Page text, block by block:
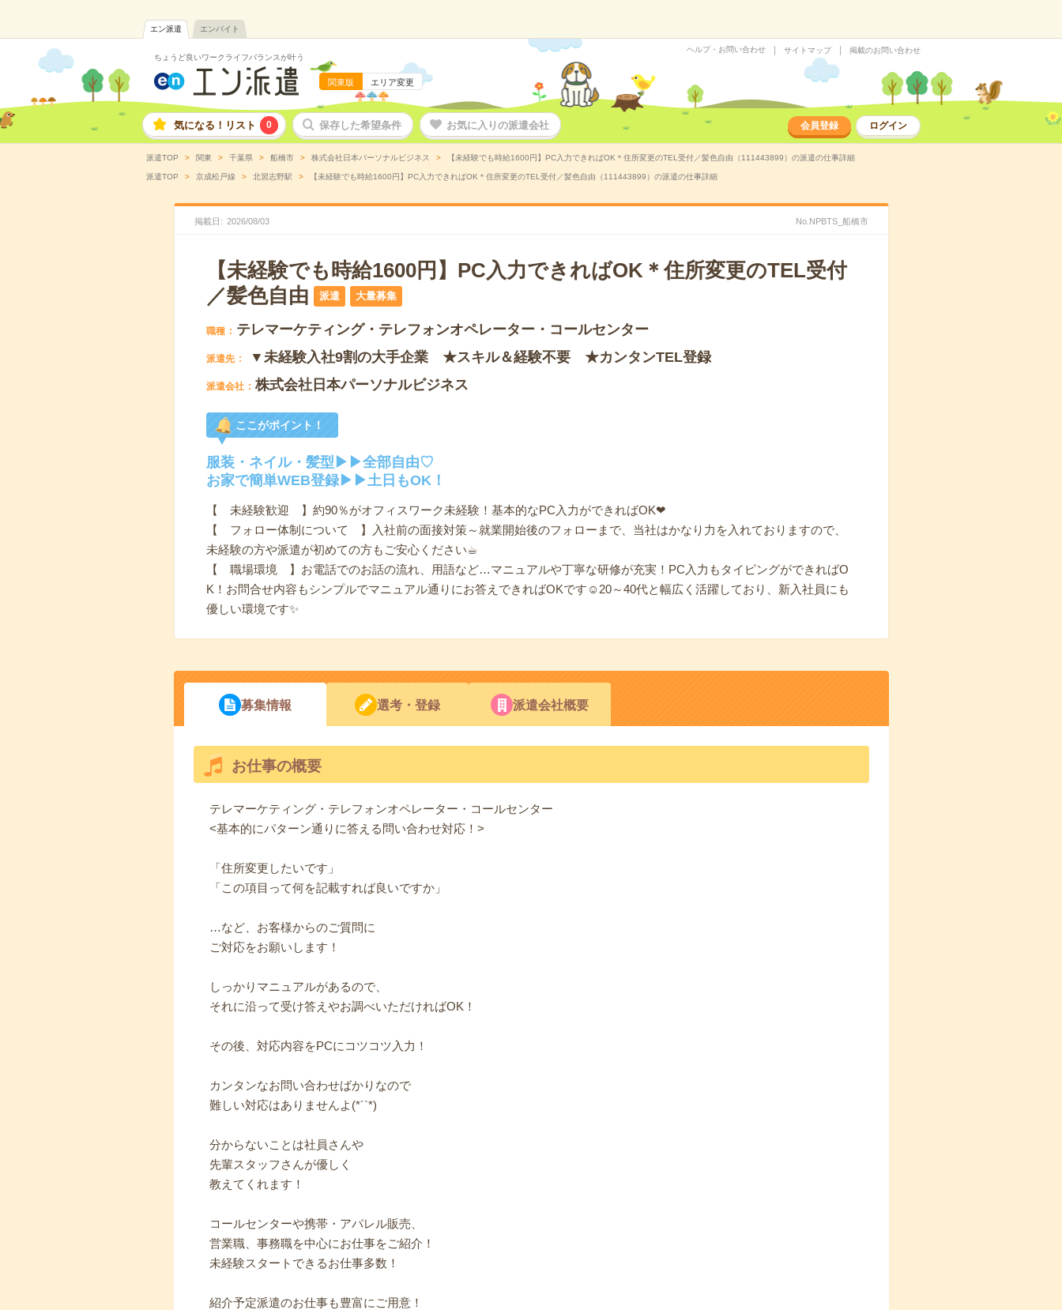
エン派遣 エンバイト
ちょうど良いワークライフバランスが叶う
関東版 エリア変更
ヘルプ・お問い合わせ サイトマップ 掲載のお問い合わせ
気になる！リスト 0 保存した希望条件 お気に入りの派遣会社 会員登録 ログイン
派遣TOP 関東 千葉県 船橋市 株式会社日本パーソナルビジネス 【未経験でも時給1600円】PC入力できればOK＊住所変更のTEL受付／髪色自由（111443899）の派遣の仕事詳細
派遣TOP 京成松戸線 北習志野駅 【未経験でも時給1600円】PC入力できればOK＊住所変更のTEL受付／髪色自由（111443899）の派遣の仕事詳細
掲載日 2026/08/03 No.NPBTS_船橋市
【未経験でも時給1600円】PC入力できればOK＊住所変更のTEL受付
／髪色自由
派遣 大量募集
職種 テレマーケティング・テレフォンオペレーター・コールセンター
派遣先 ▼未経験入社9割の大手企業 ★スキル＆経験不要 ★カンタンTEL登録
派遣会社 株式会社日本パーソナルビジネス
ここがポイント！
服装・ネイル・髪型▶▶全部自由♡
お家で簡単WEB登録▶▶土日もOK！
【 未経験歓迎 】約90％がオフィスワーク未経験！基本的なPC入力ができればOK❤︎
【 フォロー体制について 】入社前の面接対策～就業開始後のフォローまで、当社はかなり力を入れておりますので、
未経験の方や派遣が初めての方もご安心ください☕︎
【 職場環境 】お電話でのお話の流れ、用語など…マニュアルや丁寧な研修が充実！PC入力もタイピングができればO
K！お問合せ内容もシンプルでマニュアル通りにお答えできればOKです☺20～40代と幅広く活躍しており、新入社員にも
優しい環境です✨
募集情報 選考・登録 派遣会社概要
お仕事の概要
テレマーケティング・テレフォンオペレーター・コールセンター
<基本的にパターン通りに答える問い合わせ対応！>
「住所変更したいです」
「この項目って何を記載すれば良いですか」
…など、お客様からのご質問に
ご対応をお願いします！
しっかりマニュアルがあるので、
それに沿って受け答えやお調べいただければOK！
その後、対応内容をPCにコツコツ入力！
カンタンなお問い合わせばかりなので
難しい対応はありませんよ(*´`*)
分からないことは社員さんや
先輩スタッフさんが優しく
教えてくれます！
コールセンターや携帯・アパレル販売、
営業職、事務職を中心にお仕事をご紹介！
未経験スタートできるお仕事多数！
紹介予定派遣のお仕事も豊富にご用意！